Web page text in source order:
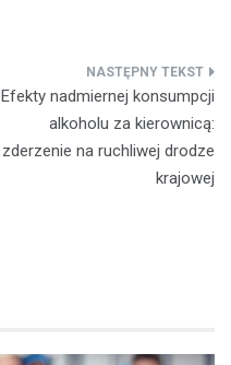
Efekty nadmiernej konsumpcji
alkoholu za kierownicą:
zderzenie na ruchliwej drodze
krajowej